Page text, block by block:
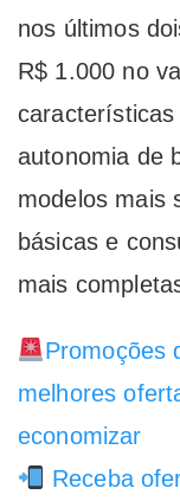
nos últimos
R$ 1.000 no
autonomia de
modelos mais
básicas e
mais
Promoções
melhores
economizar
Receba